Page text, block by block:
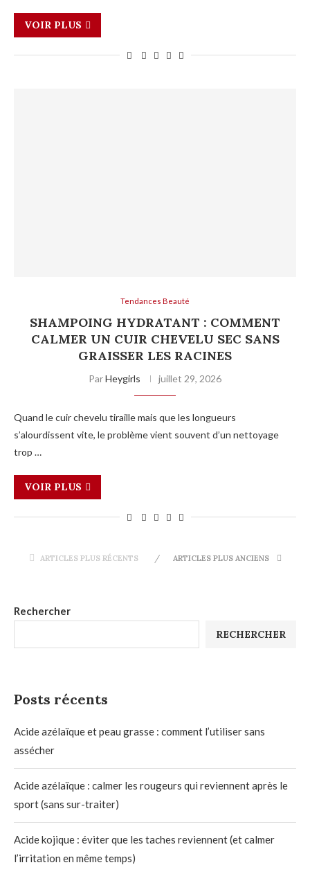
VOIR PLUS
Tendances Beauté
SHAMPOING HYDRATANT : COMMENT
CALMER UN CUIR CHEVELU SEC SANS
GRAISSER LES RACINES
ParHeygirls juillet 29, 2026
Quand le cuir chevelu tiraille mais que les longueurs
s’alourdissent vite, le problème vient souvent d’un nettoyage
trop …
VOIR PLUS
ARTICLES PLUS RÉCENTS ARTICLES PLUS ANCIENS
Rechercher
RECHERCHER
Posts récents
Acide azélaïque et peau grasse : comment l’utiliser sans
assécher
Acide azélaïque : calmer les rougeurs qui reviennent après le
sport (sans sur-traiter)
Acide kojique : éviter que les taches reviennent (et calmer
l’irritation en même temps)